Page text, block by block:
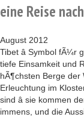
eine Reise
August 2012
Tibet â Symbol
tiefe Einsamkeit und
hÃ¶chsten Berge
Erleuchtung im
sind â sie kommen
immens, und die